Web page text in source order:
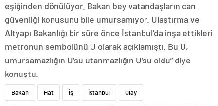
eşiğinden dönülüyor. Bakan bey vatandaşların can
güvenliği konusunu bile umursamıyor. Ulaştırma ve
Altyapı Bakanlığı bir süre önce İstanbul’da inşa ettikleri
metronun sembolünü U olarak açıklamıştı. Bu U,
umursamazlığın U’su utanmazlığın U’su oldu” diye
konuştu.
Bakan Hat İş İstanbul Olay